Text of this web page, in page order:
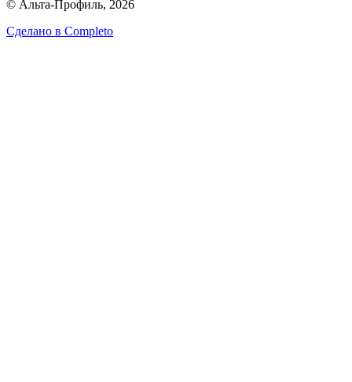
© Альта-Профиль, 2026
Сделано в Completo